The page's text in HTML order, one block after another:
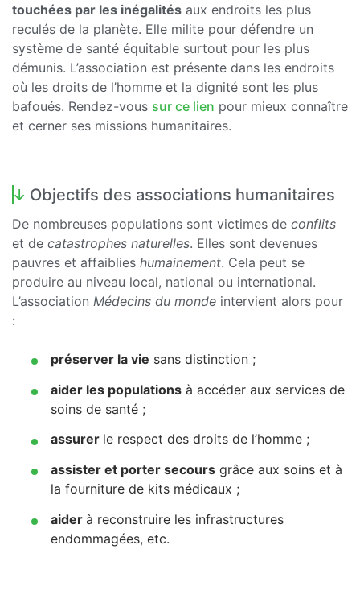
touchées par les inégalités aux endroits les plus
reculés de la planète. Elle milite pour défendre un
système de santé équitable surtout pour les plus
démunis. L’association est présente dans les endroits
où les droits de l’homme et la dignité sont les plus
bafoués. Rendez-vous sur ce lien pour mieux connaître
et cerner ses missions humanitaires.
Objectifs des associations humanitaires
De nombreuses populations sont victimes de conflits
et de catastrophes naturelles. Elles sont devenues
pauvres et affaiblies humainement. Cela peut se
produire au niveau local, national ou international.
L’association Médecins du monde intervient alors pour
:
préserver la vie sans distinction ;
aider les populations à accéder aux services de
soins de santé ;
assurer le respect des droits de l’homme ;
assister et porter secours grâce aux soins et à
la fourniture de kits médicaux ;
aider à reconstruire les infrastructures
endommagées, etc.